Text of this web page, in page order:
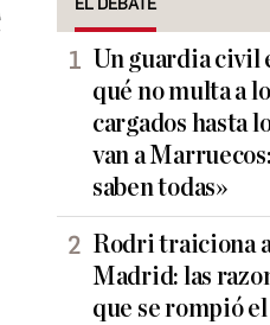
EL DEBATE
Un guardia civil
qué no multa a
cargados hasta
van a
saben todas»
Rodri traiciona
Madrid: las
que se rompió